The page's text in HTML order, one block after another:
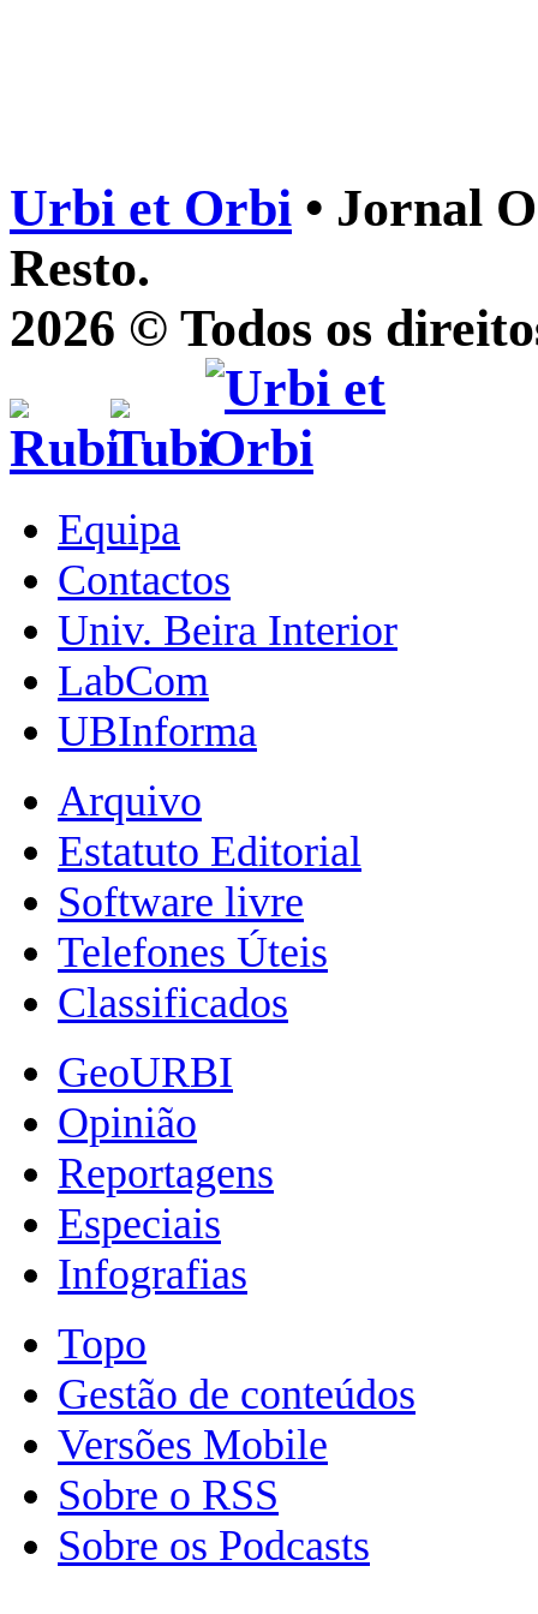
Urbi et Orbi • Jornal
Resto.
2026 © Todos os
Equipa
Contactos
Univ. Beira Interior
LabCom
UBInforma
Arquivo
Estatuto Editorial
Software livre
Telefones Úteis
Classificados
GeoURBI
Opinião
Reportagens
Especiais
Infografias
Topo
Gestão de conteúdos
Versões Mobile
Sobre o RSS
Sobre os Podcasts